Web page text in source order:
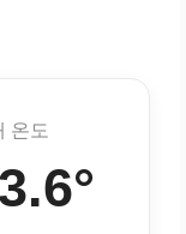
온도